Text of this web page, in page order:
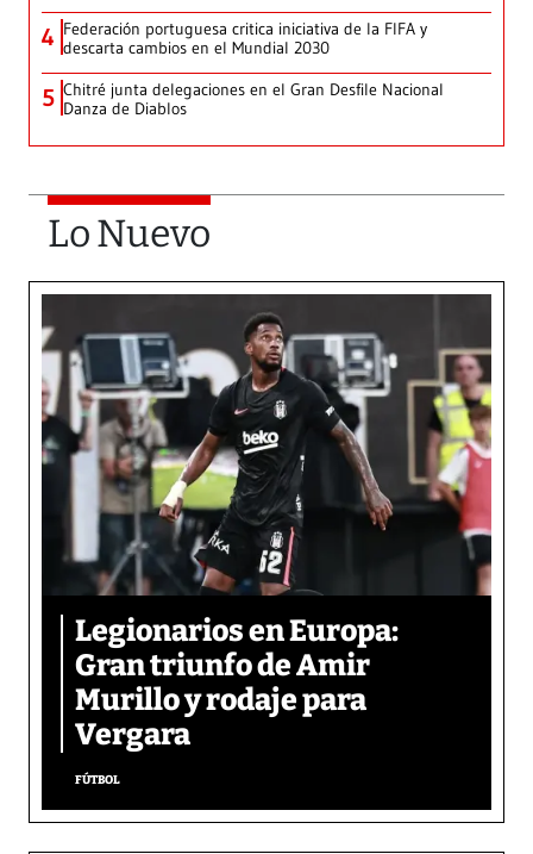
4 Federación portuguesa critica iniciativa de la FIFA y
descarta cambios en el Mundial 2030
5 Chitré junta delegaciones en el Gran Desfile Nacional
Danza de Diablos
Lo Nuevo
Legionarios en Europa:
Gran triunfo de Amir
Murillo y rodaje para
Vergara
FÚTBOL